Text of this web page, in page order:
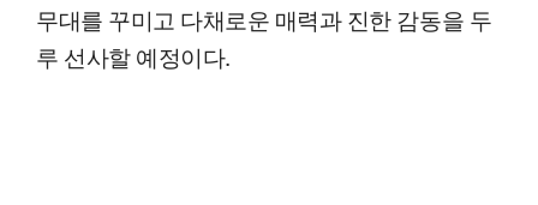
무대를 꾸미고 다채로운 매력과 진한 감동을 두
루 선사할 예정이다.